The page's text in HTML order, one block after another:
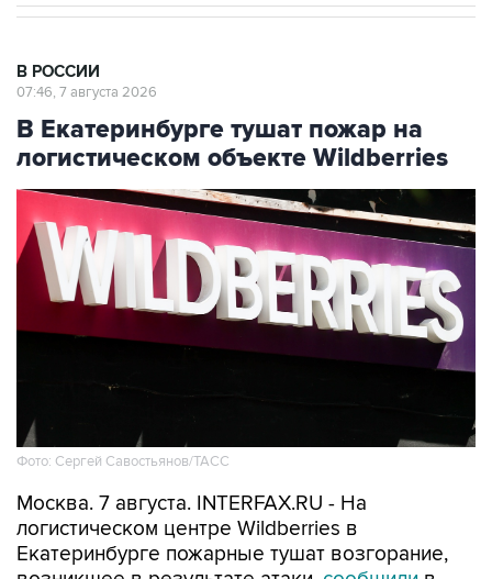
В Екатеринбурге тушат пожар на
логистическом объекте Wildberries
Фото: Сергей Савостьянов/ТАСС
Москва. 7 августа. INTERFAX.RU - На
Екатеринбурге пожарные тушат возгорание,
возникшее в результате атаки,сообщили
пресс-службе компании в пятницу утром.